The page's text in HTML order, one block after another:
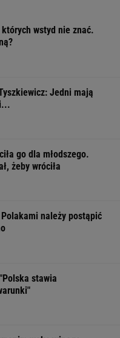
wstyd nie znać.
Jedni mają
go dla młodszego.
żeby wróciła
należy postąpić
stawia